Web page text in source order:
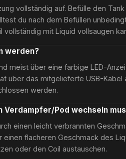
vollständig auf. Befülle den
du nach dem Befüllen
mit Liquid vollsaugen
werden?
meist über eine farbige LED-
über das mitgelieferte USB-Kabel
werden.
Verdampfer/Pod wechseln
einen leicht verbrannten
flacheren Geschmack des
oder den Coil austauschen.